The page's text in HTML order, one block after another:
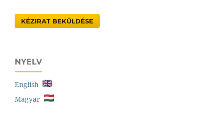
KÉZIRAT BEKÜLDÉSE
NYELV
English
Magyar